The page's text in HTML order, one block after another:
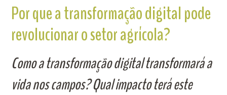
Por que a transformação digital pode
revolucionar o setor agrícola?
Como a transformação digital transformará a
vida nos campos? Qual impacto terá este